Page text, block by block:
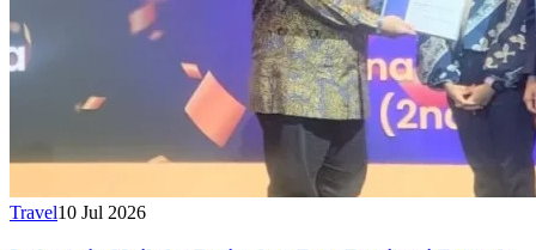
Travel10 Jul 2026